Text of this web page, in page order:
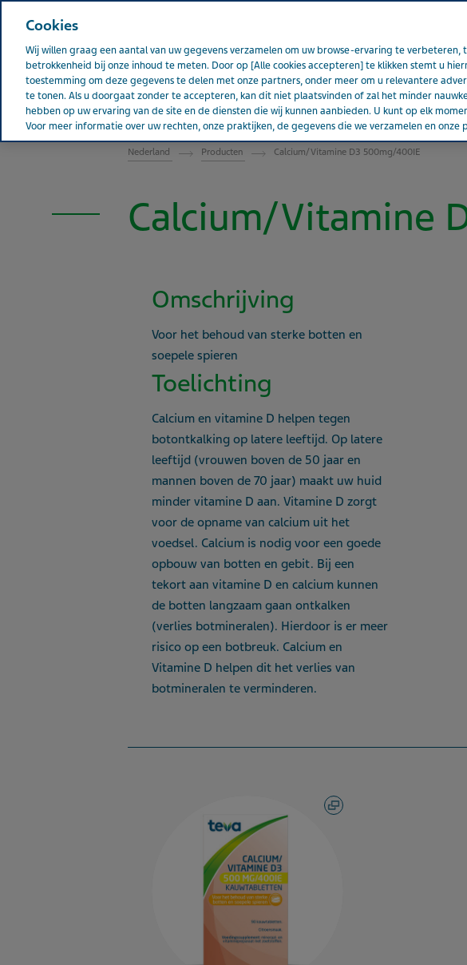
Teva wereldwijd
Over Teva Patiënten Nieuws &
NEDERLAND
Nederland Producten Calcium/Vitamine D3 500mg/400IE
Calcium/Vitamine
Omschrijving
Voor het behoud van sterke botten en
soepele spieren
Toelichting
Calcium en vitamine D helpen tegen
botontkalking op latere leeftijd. Op latere
leeftijd (vrouwen boven de 50 jaar en
mannen boven de 70 jaar) maakt uw huid
minder vitamine D aan. Vitamine D zorgt
voor de opname van calcium uit het
voedsel. Calcium is nodig voor een goede
opbouw van botten en gebit. Bij een
tekort aan vitamine D en calcium kunnen
de botten langzaam gaan ontkalken
(verlies botmineralen). Hierdoor is er meer
risico op een botbreuk. Calcium en
Vitamine D helpen dit het verlies van
botmineralen te verminderen.
Cookies
Wij willen graag een aantal van uw gegevens verzamelen om uw browse-ervaring te verbeteren,
betrokkenheid bij onze inhoud te meten. Door op [Alle cookies accepteren] te klikken stemt u
toestemming om deze gegevens te delen met onze partners, onder meer om u relevantere
te tonen. Als u doorgaat zonder te accepteren, kan dit niet plaatsvinden of zal het minder
hebben op uw ervaring van de site en de diensten die wij kunnen aanbieden. U kunt op elk
Voor meer informatie over uw rechten, onze praktijken, de gegevens die we verzamelen en onze